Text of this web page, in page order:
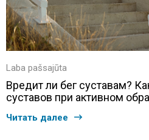
Laba pašsajūta
Вредит ли бег суставам?
суставов при активном
Читать далее